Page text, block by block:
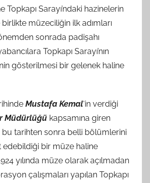
Topkapı Sarayı’ndaki hazinelerin
müzeciliğin ilk adımları
sonrada padişahı
Topkapı Sarayı’nın
gösterilmesi bir gelenek haline
Mustafa Kemal‘in verdiği
Müdürlüğü kapsamına giren
bu tarihten sonra belli bölümlerini
edebildiği bir müze haline
yılında müze olarak açılmadan
çalışmaları yapılan Topkapı